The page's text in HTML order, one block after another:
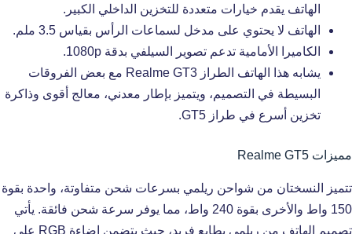
الهاتف يقدم خيارات متعددة للتخزين الداخلي الكبير.
الهاتف لا يحتوي على مدخل لسماعات الرأس بقياس 3.5 ملم.
الكاميرا الأمامية تدعم تصوير السيلفي بدقة 1080p.
يشابه هذا الهاتف الطراز Realme GT3 مع بعض الفروقات
البسيطة في التصميم، ويتميز بإطار معدني، معالج أقوى وذاكرة
تخزين أسرع في طراز GT5.
مميزات Realme GT5
تتميز النسختان من شواحن ريلمي بسرعات شحن متفاوتة، واحدة بقوة
150 واط والأخرى بقوة 240 واط، مما يوفر سرعة شحن فائقة. يأتي
تصميم الهاتف من ريلمي بطابع فريد، حيث يتضمن إضاءة RGB على